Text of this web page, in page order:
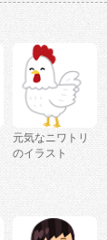
元気なニワトリ
のイラスト